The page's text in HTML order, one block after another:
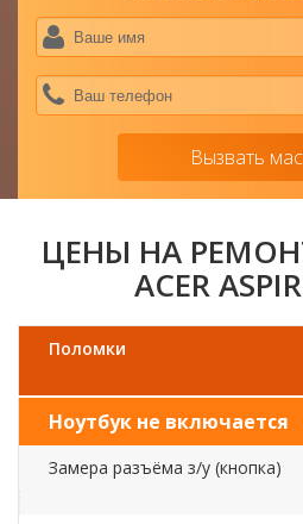
Вызвать
ЦЕНЫ НА
ACER
Поломки
Ноутбук не включается
Замера разъёма з/у (кнопка)